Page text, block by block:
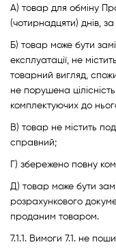
А) товар для обміну
(чотирнадцяти) днів,
Б) товар може бути
експлуатації, не
товарний вигляд,
не порушена
комплектуючих до
В) товар не містить
справний;
Г) збережено повну
Д) товар може бути
розрахункового
проданим товаром.
7.1.1. Вимоги 7.1. не